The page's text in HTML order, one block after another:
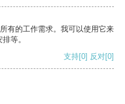
有的工作需求。我可以使用它来
等。
支持[0] 反对[0]